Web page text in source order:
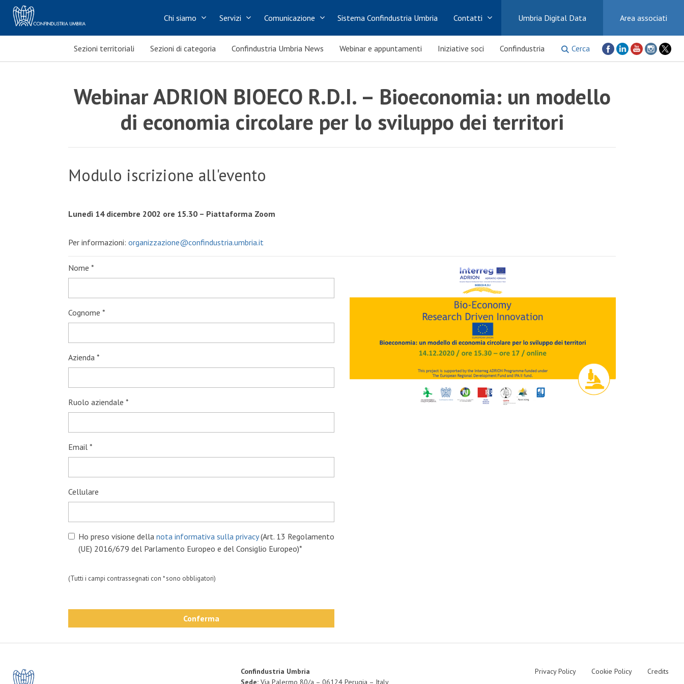
Chi siamo Servizi Comunicazione Sistema Confindustria Umbria Contatti Umbria Digital Data Area associati
Sezioni territoriali Sezioni di categoria Confindustria Umbria News Webinar e appuntamenti Iniziative soci Confindustria Cerca
Webinar ADRION BIOECO R.D.I. – Bioeconomia: un modello
di economia circolare per lo sviluppo dei territori
Modulo iscrizione all'evento
Lunedì 14 dicembre 2002 ore 15.30 – Piattaforma Zoom
Per informazioni:organizzazione@confindustria.umbria.it
Nome *
Cognome *
Azienda *
Ruolo aziendale *
Email *
Cellulare
Ho preso visione dellanota informativa sulla privacy(Art. 13 Regolamento
(UE) 2016/679 del Parlamento Europeo e del Consiglio Europeo)*
(Tutti i campi contrassegnati con * sono obbligatori)
Conferma
Confindustria Umbria
Sede: Via Palermo 80/a – 06124 Perugia – Italy
Privacy Policy Cookie Policy Credits